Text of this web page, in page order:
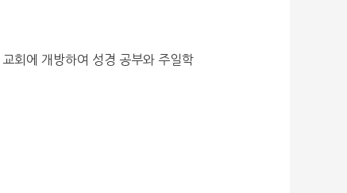
회에 개방하여 성경 공부와 주일학